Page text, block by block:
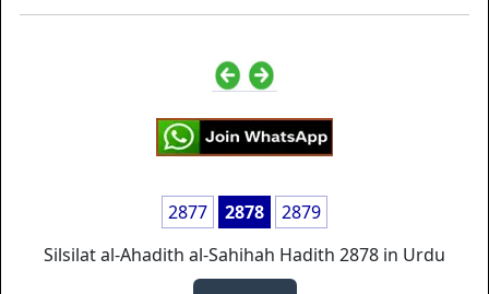
2877 2878
2879
Silsilat al-Ahadith al-Sahihah Hadith 2878 in Urdu